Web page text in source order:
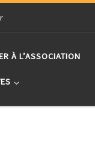
À L’ASSOCIATION